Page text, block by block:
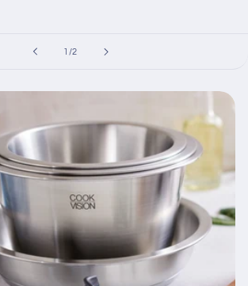
1 /de
2